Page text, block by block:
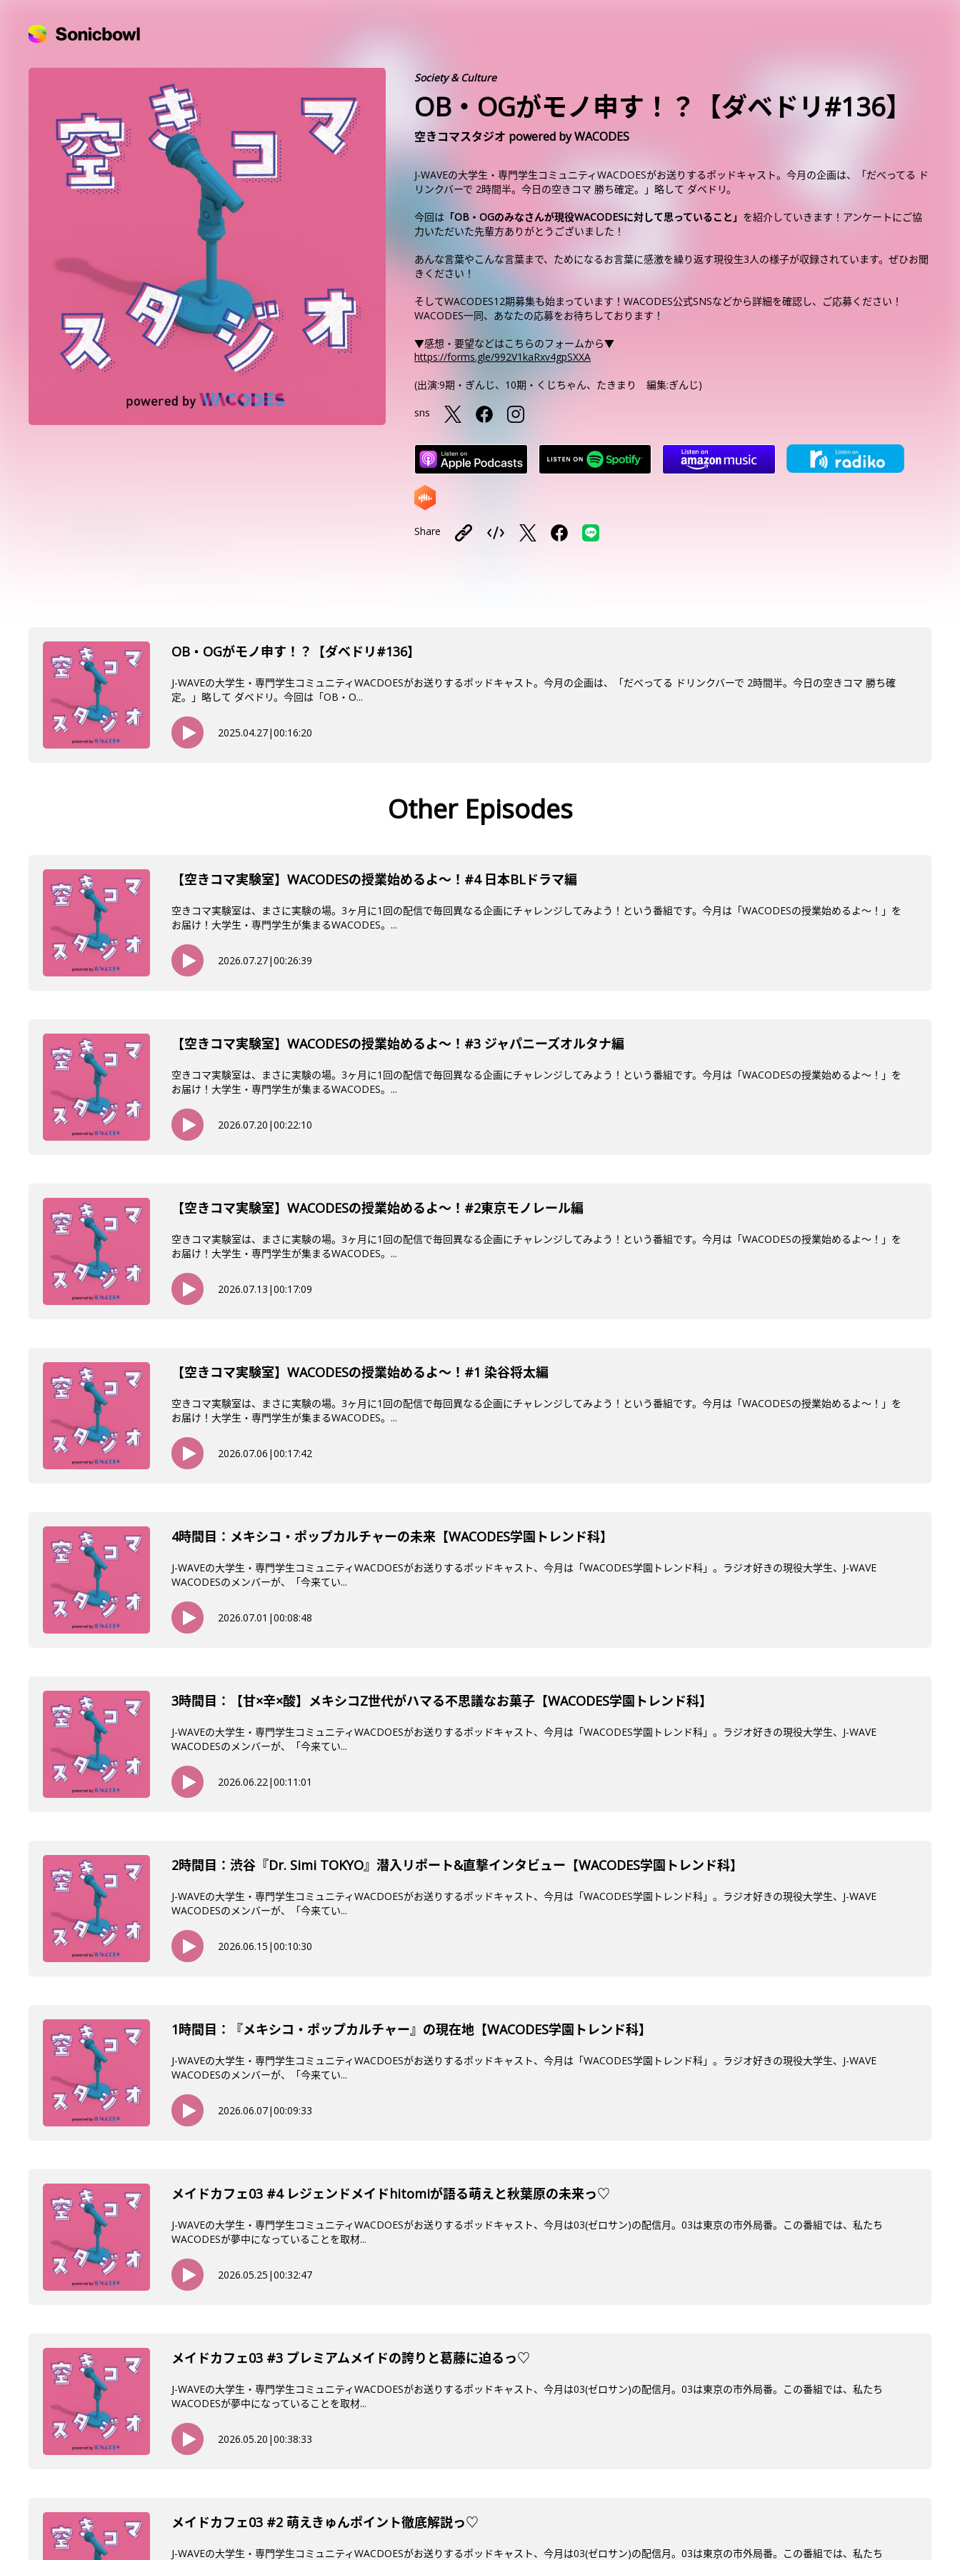
Society & Culture
OB・OGがモノ申す！？【ダベドリ#136】
空きコマスタジオ powered by WACODES
J-WAVEの大学生・専門学生コミュニティWACDOESがお送りするポッドキャスト。今月の企画は、「だべってる ド
リンクバーで 2時間半。今日の空きコマ 勝ち確定。」略して ダベドリ。
今回は 「OB・OGのみなさんが現役WACODESに対して思っていること」 を紹介していきます！アンケートにご協
力いただいた先輩方ありがとうございました！
あんな言葉やこんな言葉まで、ためになるお言葉に感激を繰り返す現役生3人の様子が収録されています。ぜひお聞
きください！
そしてWACODES12期募集も始まっています！WACODES公式SNSなどから詳細を確認し、ご応募ください！
WACODES一同、あなたの応募をお待ちしております！
▼感想・要望などはこちらのフォームから▼
https://forms.gle/992V1kaRxv4gpSXXA
(出演:9期・ぎんじ、10期・くじちゃん、たきまり 編集:ぎんじ)
sns
Share
OB・OGがモノ申す！？【ダベドリ#136】
J-WAVEの大学生・専門学生コミュニティWACDOESがお送りするポッドキャスト。今月の企画は、「だべってる ドリンクバーで 2時間半。今日の空きコマ 勝ち確
定。」略して ダベドリ。今回は「OB・O...
2025.04.27|00:16:20
Other Episodes
【空きコマ実験室】WACODESの授業始めるよ～！#4 日本BLドラマ編
空きコマ実験室は、まさに実験の場。3ヶ月に1回の配信で毎回異なる企画にチャレンジしてみよう！という番組です。今月は「WACODESの授業始めるよ～！」を
お届け！大学生・専門学生が集まるWACODES。...
2026.07.27|00:26:39
【空きコマ実験室】WACODESの授業始めるよ〜！#3 ジャパニーズオルタナ編
空きコマ実験室は、まさに実験の場。3ヶ月に1回の配信で毎回異なる企画にチャレンジしてみよう！という番組です。今月は「WACODESの授業始めるよ～！」を
お届け！大学生・専門学生が集まるWACODES。...
2026.07.20 |00:22:10
【空きコマ実験室】WACODESの授業始めるよ〜！#2東京モノレール編
空きコマ実験室は、まさに実験の場。3ヶ月に1回の配信で毎回異なる企画にチャレンジしてみよう！という番組です。今月は「WACODESの授業始めるよ～！」を
お届け！大学生・専門学生が集まるWACODES。...
2026.07.13 |00:17:09
【空きコマ実験室】WACODESの授業始めるよ～！#1 染谷将太編
空きコマ実験室は、まさに実験の場。3ヶ月に1回の配信で毎回異なる企画にチャレンジしてみよう！という番組です。今月は「WACODESの授業始めるよ～！」を
お届け！大学生・専門学生が集まるWACODES。...
2026.07.06 |00:17:42
4時間目：メキシコ・ポップカルチャーの未来【WACODES学園トレンド科】
J-WAVEの大学生・専門学生コミュニティWACDOESがお送りするポッドキャスト、今月は「WACODES学園トレンド科」。ラジオ好きの現役大学生、J-WAVE
WACODESのメンバーが、「今来てい...
2026.07.01 |00:08:48
3時間目：【甘×辛×酸】メキシコZ世代がハマる不思議なお菓子【WACODES学園トレンド科】
J-WAVEの大学生・専門学生コミュニティWACDOESがお送りするポッドキャスト、今月は「WACODES学園トレンド科」。ラジオ好きの現役大学生、J-WAVE
WACODESのメンバーが、「今来てい...
2026.06.22|00:11:01
2時間目：渋谷『Dr. Simi TOKYO』潜入リポート&直撃インタビュー【WACODES学園トレンド科】
J-WAVEの大学生・専門学生コミュニティWACDOESがお送りするポッドキャスト、今月は「WACODES学園トレンド科」。ラジオ好きの現役大学生、J-WAVE
WACODESのメンバーが、「今来てい...
2026.06.15 |00:10:30
1時間目：『メキシコ・ポップカルチャー』の現在地【WACODES学園トレンド科】
J-WAVEの大学生・専門学生コミュニティWACDOESがお送りするポッドキャスト、今月は「WACODES学園トレンド科」。ラジオ好きの現役大学生、J-WAVE
WACODESのメンバーが、「今来てい...
2026.06.07|00:09:33
メイドカフェ03 #4 レジェンドメイドhitomiが語る萌えと秋葉原の未来っ♡
J-WAVEの大学生・専門学生コミュニティWACDOESがお送りするポッドキャスト、今月は03(ゼロサン)の配信月。03は東京の市外局番。この番組では、私たち
WACODESが夢中になっていることを取材...
2026.05.25 |00:32:47
メイドカフェ03 #3 プレミアムメイドの誇りと葛藤に迫るっ♡
J-WAVEの大学生・専門学生コミュニティWACDOESがお送りするポッドキャスト、今月は03(ゼロサン)の配信月。03は東京の市外局番。この番組では、私たち
WACODESが夢中になっていることを取材...
2026.05.20 |00:38:33
メイドカフェ03 #2 萌えきゅんポイント徹底解説っ♡
J-WAVEの大学生・専門学生コミュニティWACDOESがお送りするポッドキャスト、今月は03(ゼロサン)の配信月。03は東京の市外局番。この番組では、私たち